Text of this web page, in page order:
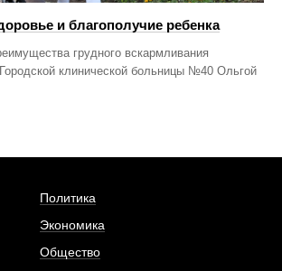
и благополучие ребенка
грудного вскармливания
клинической больницы №40 Ольгой
Политика
Экономика
Общество